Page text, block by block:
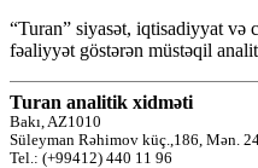
“Turan” siyasət, iqtisadiyyat və
fəaliyyət göstərən müstəqil
Turan analitik xidməti
Bakı, AZ1010
Süleyman Rəhimov küç.,186, Mən.
Tel.: (+99412) 440 11 96